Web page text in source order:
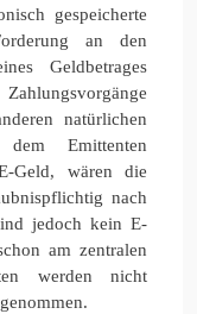
gespeicherte
an den
Geldbetrages
natürlichen
Emittenten
Geld, wären die
nach
jedoch kein E-
am zentralen
werden nicht